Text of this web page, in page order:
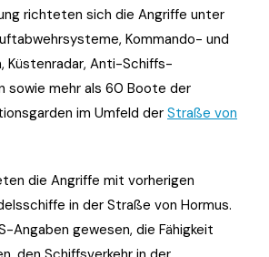
richteten sich die Angriffe unter
Kommando- und
Küstenradar, Anti-Schiffs-
sowie mehr als 60 Boote der
im Umfeld der Straße von
die Angriffe mit vorherigen
in der Straße von Hormus.
Angaben gewesen, die Fähigkeit